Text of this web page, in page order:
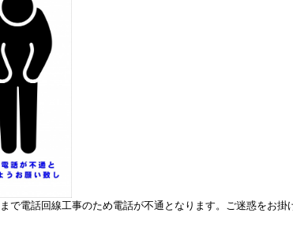
まで電話回線工事のため電話が不通となります。ご迷惑をお掛